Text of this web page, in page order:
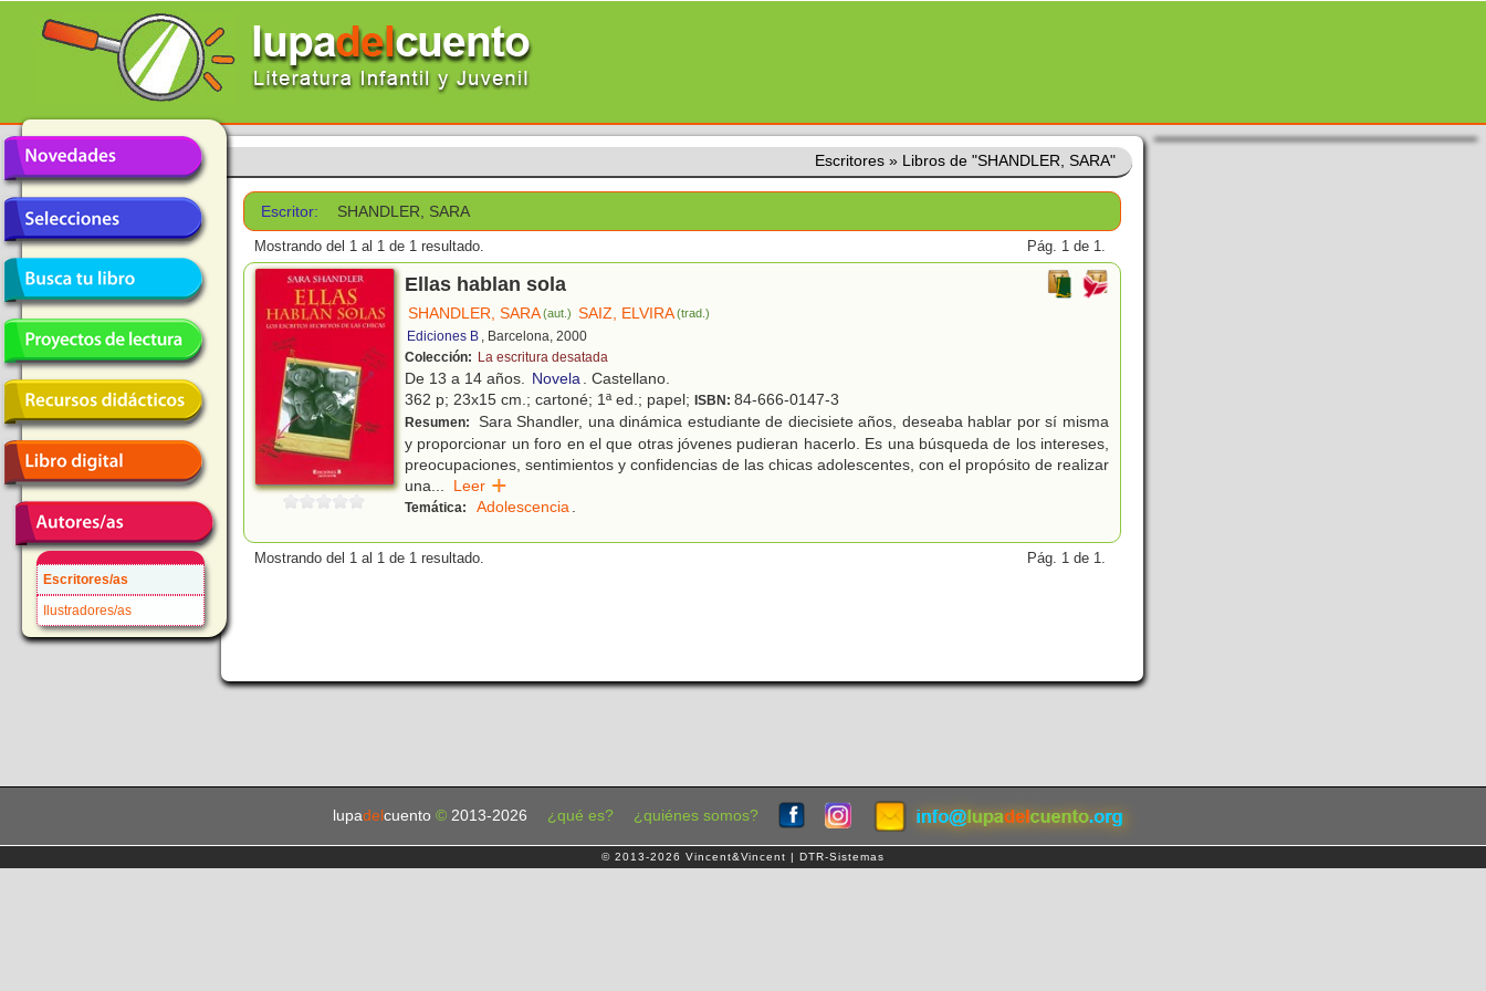
Escritores/as
Ilustradores/as
Escritores » Libros de "SHANDLER, SARA"
Escritor: SHANDLER, SARA
Mostrando del 1 al 1 de 1 resultado. Pág. 1 de 1.
Ellas hablan sola
SHANDLER, SARA(aut.) SAIZ, ELVIRA(trad.)
Ediciones B , Barcelona, 2000
Colección: La escritura desatada
De 13 a 14 años. Novela. Castellano.
362 p; 23x15 cm.; cartoné; 1ª ed.; papel; ISBN: 84-666-0147-3
Resumen:
Sara Shandler, una dinámica estudiante de diecisiete años, deseaba hablar por sí misma
y proporcionar un foro en el que otras jóvenes pudieran hacerlo. Es una búsqueda de los intereses,
preocupaciones, sentimientos y confidencias de las chicas adolescentes, con el propósito de realizar
una... Leer
Temática: Adolescencia.
Mostrando del 1 al 1 de 1 resultado. Pág. 1 de 1.
lupadel cuento © 2013-2026 ¿qué es? ¿quiénes somos?
© 2013-2026 Vincent&Vincent | DTR-Sistemas